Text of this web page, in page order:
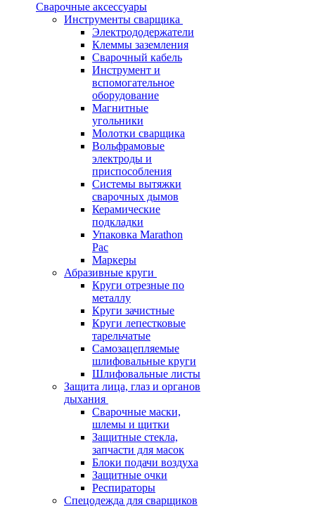
Сварочные аксессуары
Инструменты сварщика
Электрододержатели
Клеммы заземления
Сварочный кабель
Инструмент и
вспомогательное
оборудование
Магнитные
угольники
Молотки сварщика
Вольфрамовые
электроды и
приспособления
Системы вытяжки
сварочных дымов
Керамические
подкладки
Упаковка Marathon
Pac
Маркеры
Абразивные круги
Круги отрезные по
металлу
Круги зачистные
Круги лепестковые
тарельчатые
Самозацепляемые
шлифовальные круги
Шлифовальные листы
Защита лица, глаз и органов
дыхания
Сварочные маски,
шлемы и щитки
Защитные стекла,
запчасти для масок
Блоки подачи воздуха
Защитные очки
Респираторы
Спецодежда для сварщиков